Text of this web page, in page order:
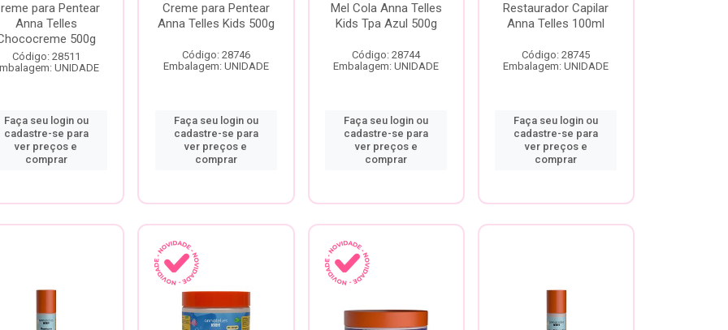
para Pentear
Anna Telles
500g
Código: 28511
UNIDADE
Faça seu login ou
cadastre-se para
ver preços e
comprar
Creme para Pentear
Anna Telles Kids 500g
Código: 28746
Embalagem: UNIDADE
Faça seu login ou
cadastre-se para
ver preços e
comprar
Mel Cola Anna Telles
Kids Tpa Azul 500g
Código: 28744
Embalagem: UNIDADE
Faça seu login ou
cadastre-se para
ver preços e
comprar
Restaurador Capilar
Anna Telles 100ml
Código: 28745
Embalagem: UNIDADE
Faça seu login ou
cadastre-se para
ver preços e
comprar